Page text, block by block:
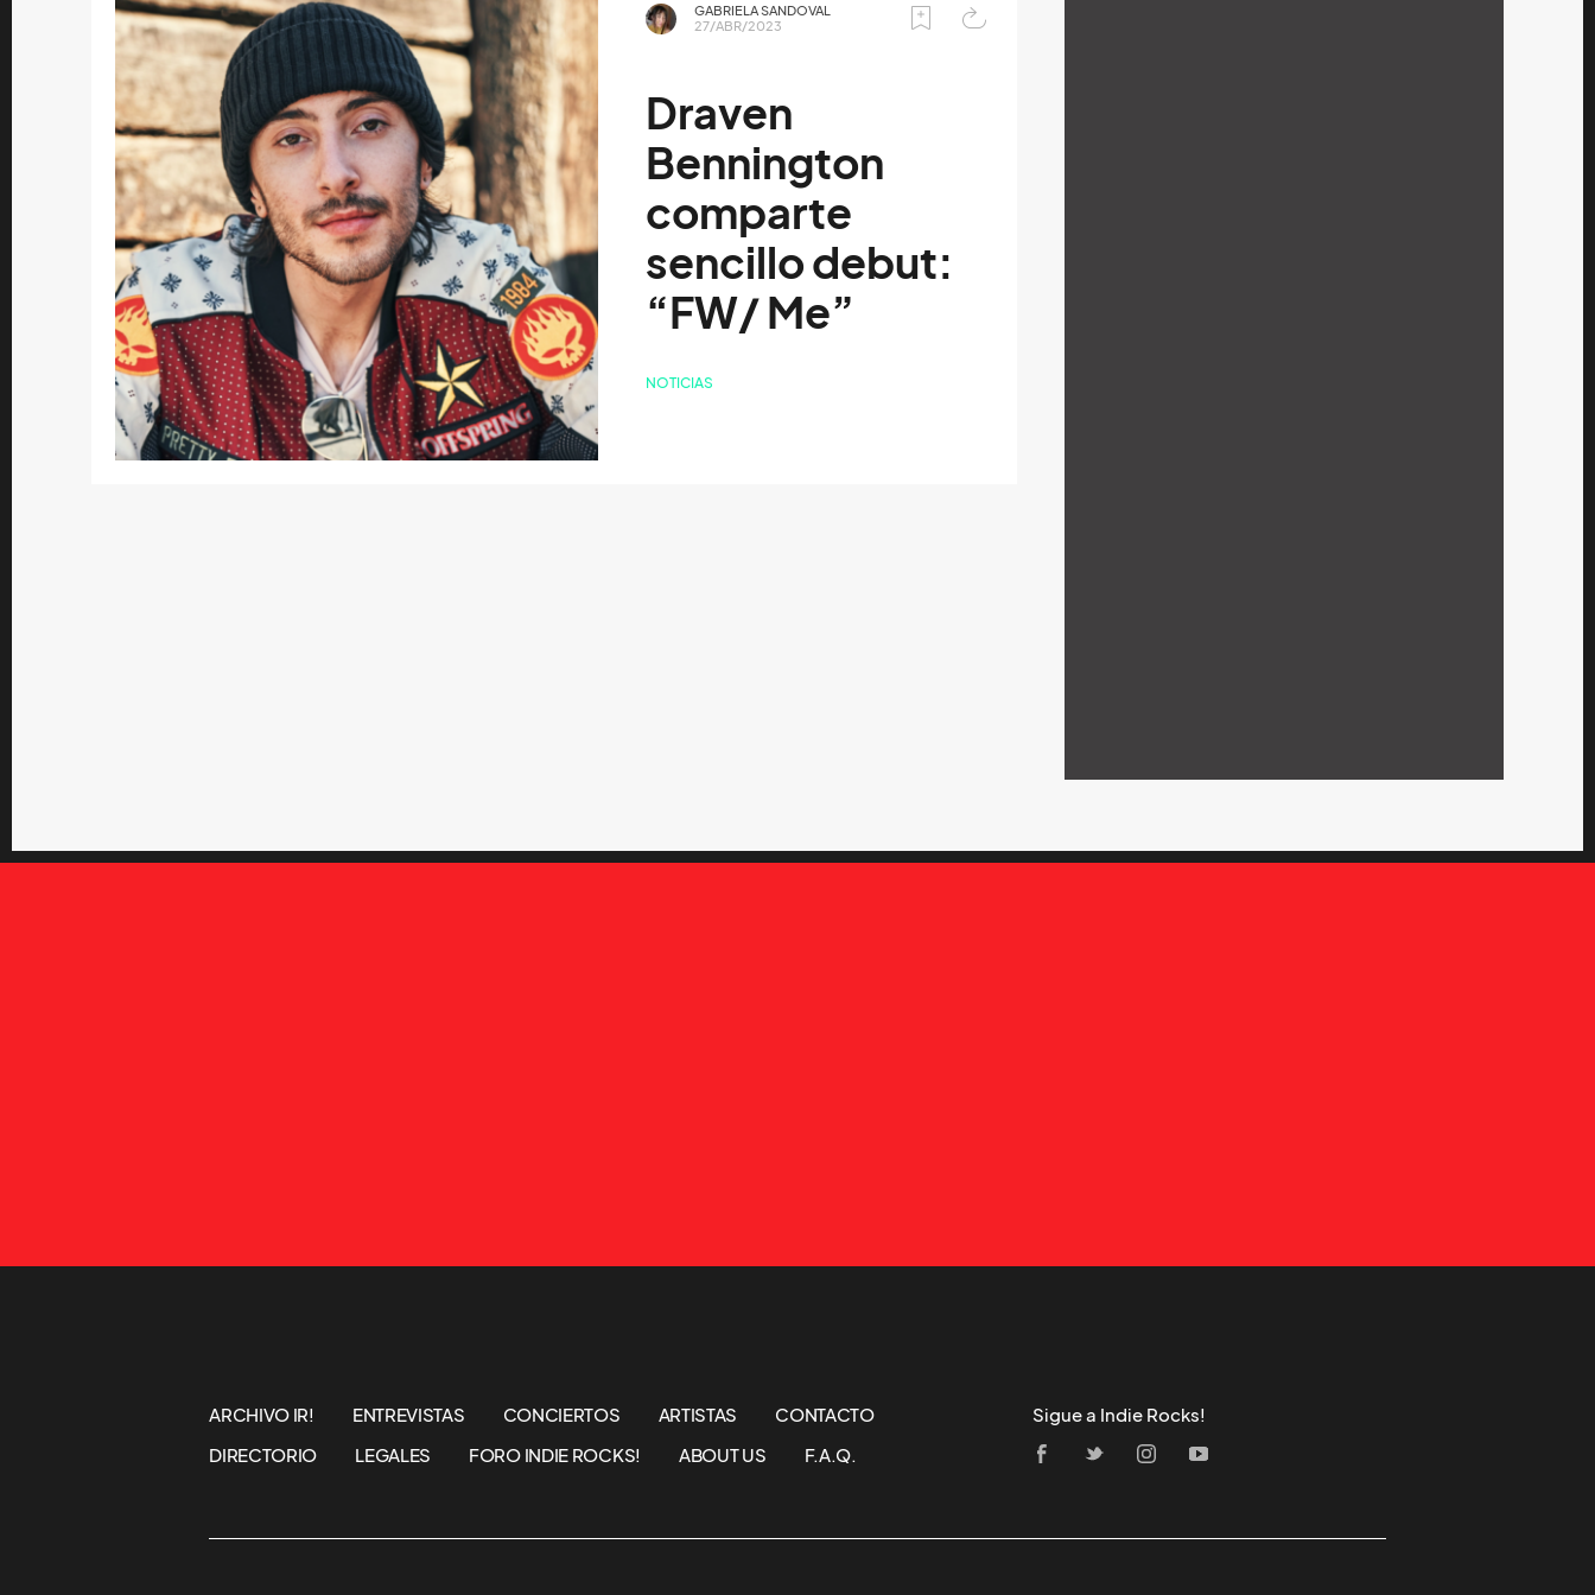
GABRIELA SANDOVAL
27/ABR/2023
Draven
Bennington
comparte
sencillo debut:
“FW/ Me”
NOTICIAS
ARCHIVO IR! ENTREVISTAS CONCIERTOS ARTISTAS
CONTACTO
DIRECTORIO
LEGALES FORO INDIE ROCKS! ABOUT US F.A.Q.
Sigue a Indie Rocks!